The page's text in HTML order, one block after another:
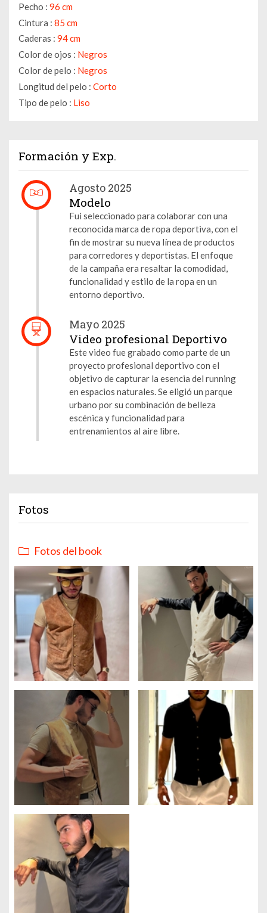
Pecho : 96 cm
Cintura : 85 cm
Caderas : 94 cm
Color de ojos : Negros
Color de pelo : Negros
Longitud del pelo : Corto
Tipo de pelo : Liso
Formación y Exp.
Agosto 2025
Modelo
Fui seleccionado para colaborar con una
reconocida marca de ropa deportiva, con el
fin de mostrar su nueva línea de productos
para corredores y deportistas. El enfoque
de la campaña era resaltar la comodidad,
funcionalidad y estilo de la ropa en un
entorno deportivo.
Mayo 2025
Video profesional Deportivo
Este video fue grabado como parte de un
proyecto profesional deportivo con el
objetivo de capturar la esencia del running
en espacios naturales. Se eligió un parque
urbano por su combinación de belleza
escénica y funcionalidad para
entrenamientos al aire libre.
Fotos
Fotos del book